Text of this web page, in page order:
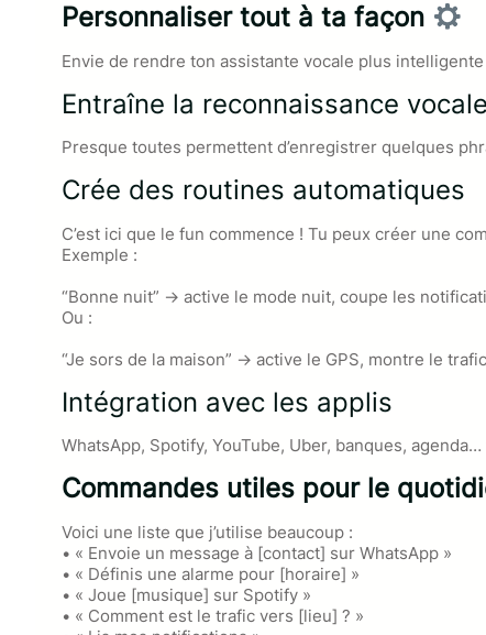
Personnaliser tout à ta façon
Envie de rendre ton assistante vocale plus
Entraîne la reconnaissance vocale
Presque toutes permettent d’enregistrer quelques
Crée des routines automatiques
C’est ici que le fun commence ! Tu peux créer une
Exemple :
“Bonne nuit” → active le mode nuit, coupe les
Ou :
“Je sors de la maison” → active le GPS, montre le
Intégration avec les applis
WhatsApp, Spotify, YouTube, Uber, banques,
Commandes utiles pour le
Voici une liste que j’utilise beaucoup :
• « Envoie un message à [contact] sur WhatsApp »
• « Définis une alarme pour [horaire] »
• « Joue [musique] sur Spotify »
• « Comment est le trafic vers [lieu] ? »